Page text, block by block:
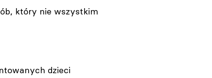
który nie wszystkim
dzieci